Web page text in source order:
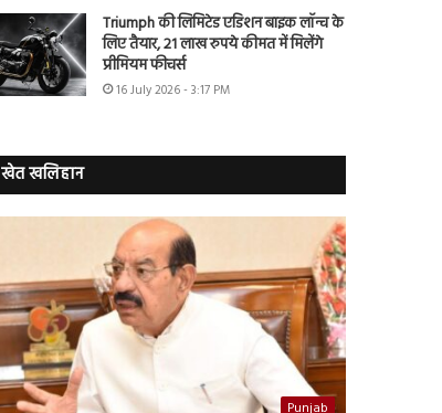
Triumph की लिमिटेड एडिशन बाइक लॉन्च के
लिए तैयार, 21 लाख रुपये कीमत में मिलेंगे
प्रीमियम फीचर्स
16 July 2026 - 3:17 PM
खेत खलिहान
Punjab